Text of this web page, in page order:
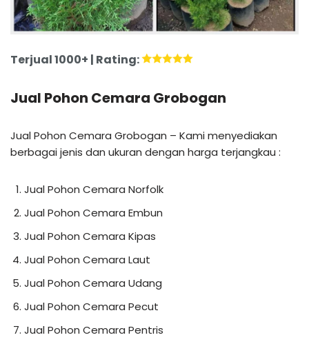
Terjual 1000+ | Rating:
Jual Pohon Cemara Grobogan
Jual Pohon Cemara Grobogan – Kami menyediakan
berbagai jenis dan ukuran dengan harga terjangkau :
Jual Pohon Cemara Norfolk
Jual Pohon Cemara Embun
Jual Pohon Cemara Kipas
Jual Pohon Cemara Laut
Jual Pohon Cemara Udang
Jual Pohon Cemara Pecut
Jual Pohon Cemara Pentris